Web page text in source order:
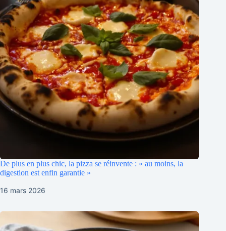
De plus en plus chic, la pizza se réinvente : « au moins, la
digestion est enfin garantie »
16 mars 2026